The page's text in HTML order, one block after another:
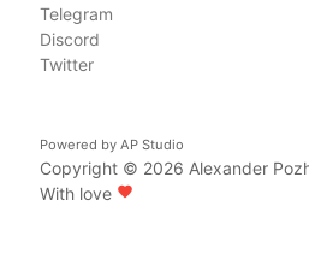
Telegram
Discord
Twitter
Powered by AP Studio
Copyright © 2026 Alexander
With love favorite